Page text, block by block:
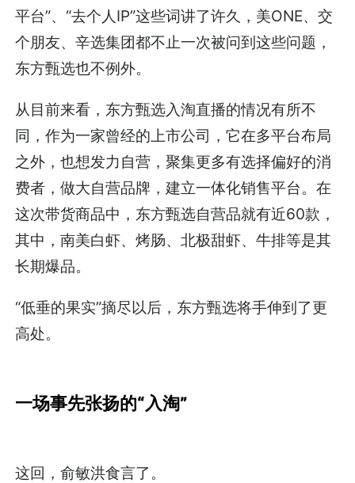
平台”、“去个人IP”这些词讲了许久，美ONE、交
个朋友、辛选集团都不止一次被问到这些问题，
东方甄选也不例外。
从目前来看，东方甄选入淘直播的情况有所不
同，作为一家曾经的上市公司，它在多平台布局
之外，也想发力自营，聚集更多有选择偏好的消
费者，做大自营品牌，建立一体化销售平台。在
这次带货商品中，东方甄选自营品就有近60款，
其中，南美白虾、烤肠、北极甜虾、牛排等是其
长期爆品。
“低垂的果实”摘尽以后，东方甄选将手伸到了更
高处。
一场事先张扬的“入淘”
这回，俞敏洪食言了。